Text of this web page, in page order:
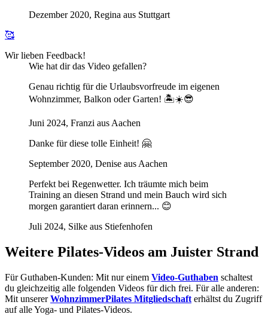
Dezember 2020, Regina aus Stuttgart
🥰
Wir lieben Feedback!
Wie hat dir das Video gefallen?
Genau richtig für die Urlaubsvorfreude im eigenen
Wohnzimmer, Balkon oder Garten! 🏝️☀️😎
Juni 2024, Franzi aus Aachen
Danke für diese tolle Einheit! 🤗
September 2020, Denise aus Aachen
Perfekt bei Regenwetter. Ich träumte mich beim
Training an diesen Strand und mein Bauch wird sich
morgen garantiert daran erinnern... 😊
Juli 2024, Silke aus Stiefenhofen
Weitere Pilates-Videos am Juister Strand
Für Guthaben-Kunden: Mit nur einem Video-Guthaben schaltest
du gleichzeitig alle folgenden Videos für dich frei. Für alle anderen:
Mit unsererWohnzimmerPilates Mitgliedschaft erhältst du Zugriff
auf alle Yoga- und Pilates-Videos.